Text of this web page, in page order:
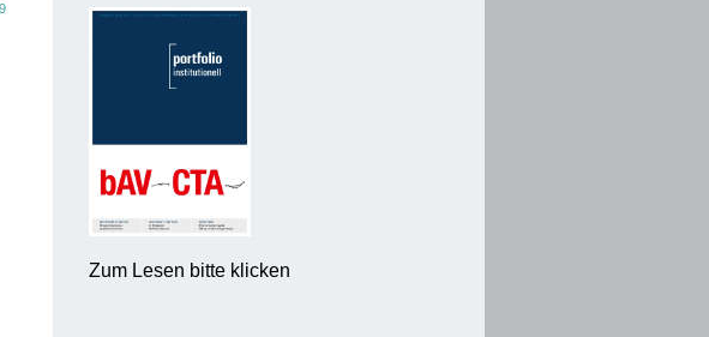
Zum Lesen bitte klicken